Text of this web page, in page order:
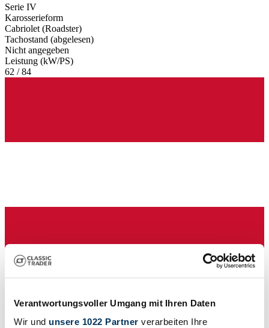
Verantwortungsvoller Umgang mit Ihren Daten
Wir und unsere 1022 Partner verarbeiten Ihre
Serie IV
Karosserieform
Cabriolet (Roadster)
Tachostand (abgelesen)
Nicht angegeben
Leistung (kW/PS)
62 / 84
Auktion